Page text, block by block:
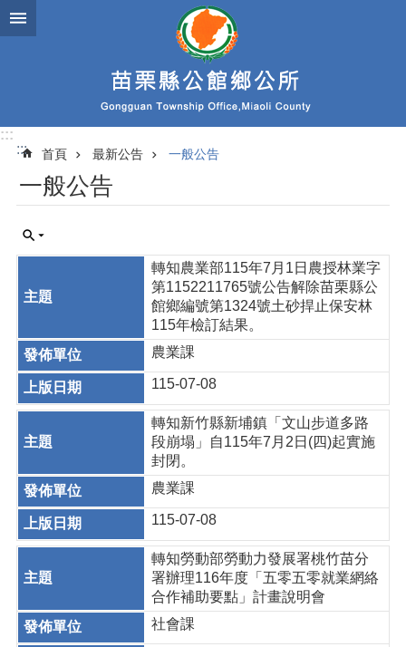
跳到主要內容區塊
:::
:::
首頁 最新公告 一般公告
一般公告
轉知農業部115年7月1日農授林業字
第1152211765號公告解除苗栗縣公
館鄉編號第1324號土砂捍止保安林
115年檢訂結果。
農業課
115-07-08
轉知新竹縣新埔鎮「文山步道多路
段崩塌」自115年7月2日(四)起實施
封閉。
農業課
115-07-08
轉知勞動部勞動力發展署桃竹苗分
署辦理116年度「五零五零就業網絡
合作補助要點」計畫說明會
社會課